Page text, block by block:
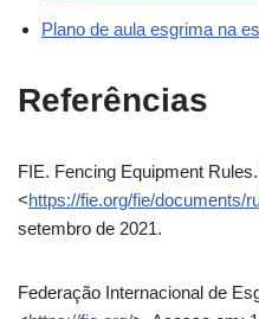
Plano de aula esgrima na
Referências
FIE. Fencing Equipment
<https://fie.org/fie/documents/
setembro de 2021.
Federação Internacional de